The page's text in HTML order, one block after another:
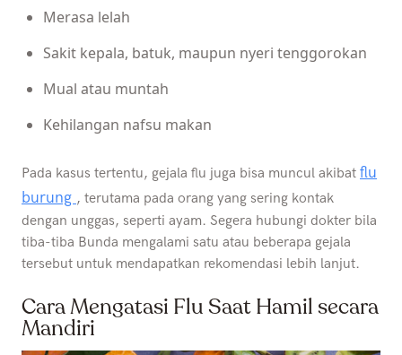
Merasa lelah
Sakit kepala, batuk, maupun nyeri tenggorokan
Mual atau muntah
Kehilangan nafsu makan
Pada kasus tertentu, gejala flu juga bisa muncul akibat flu
burung , terutama pada orang yang sering kontak
dengan unggas, seperti ayam. Segera hubungi dokter bila
tiba-tiba Bunda mengalami satu atau beberapa gejala
tersebut untuk mendapatkan rekomendasi lebih lanjut.
Cara Mengatasi Flu Saat Hamil secara
Mandiri